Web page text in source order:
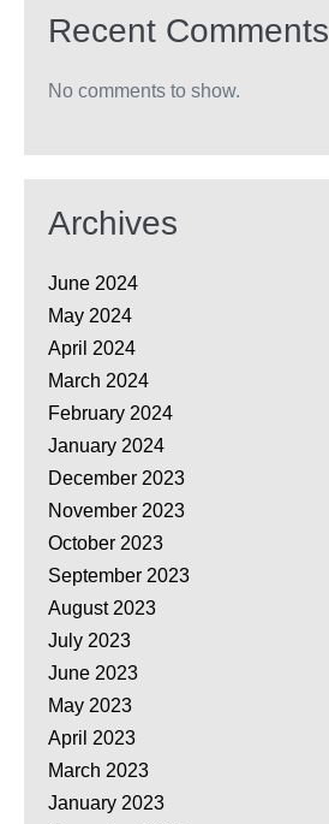
Recent Comments
No comments to show.
Archives
June 2024
May 2024
April 2024
March 2024
February 2024
January 2024
December 2023
November 2023
October 2023
September 2023
August 2023
July 2023
June 2023
May 2023
April 2023
March 2023
January 2023